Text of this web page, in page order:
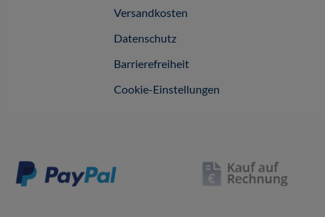
Versandkosten
Datenschutz
Barrierefreiheit
Cookie-Einstellungen